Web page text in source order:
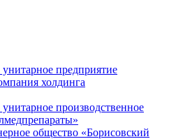
предприятие
холдинга
производственное
общество «Борисовский